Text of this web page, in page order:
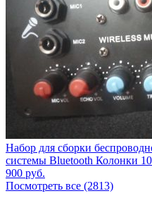
Набор для сборки
системы Bluetooth Колонки
900 руб.
Посмотреть все (2813)